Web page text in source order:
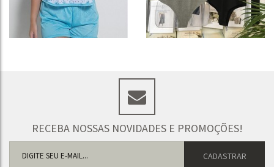
RECEBA NOSSAS NOVIDADES E PROMOÇÕES!